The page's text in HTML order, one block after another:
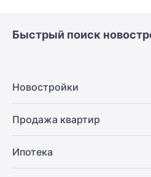
Быстрый поиск
Новостройки
Продажа квартир
Ипотека